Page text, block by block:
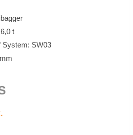
t
Sys­tem: SW03